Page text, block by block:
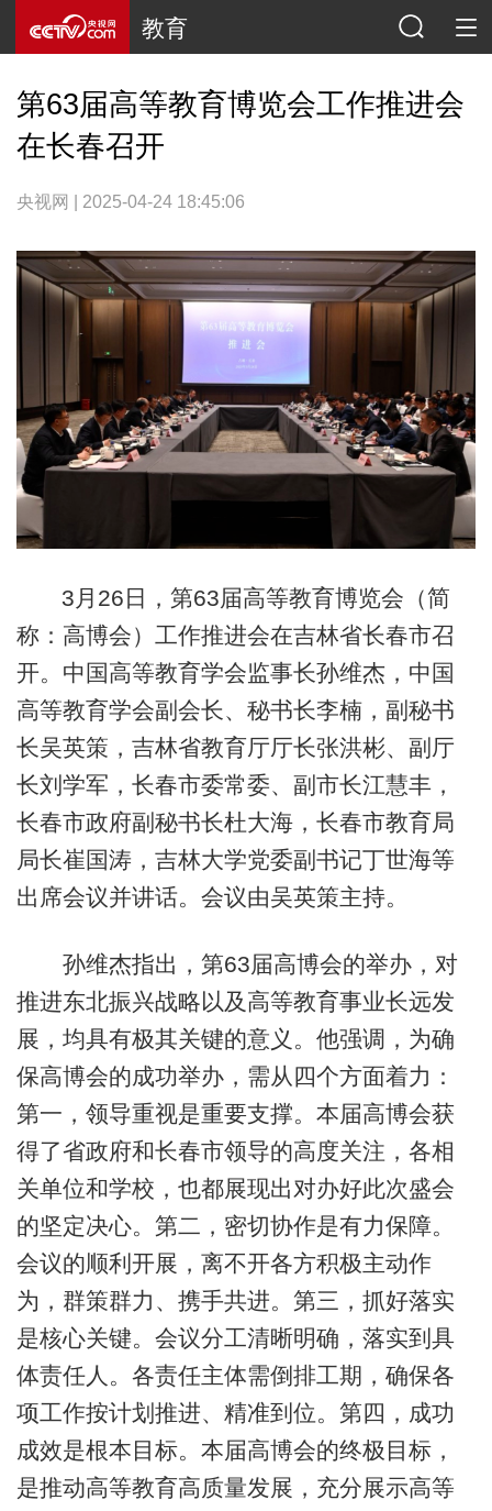
教育
第63届高等教育博览会工作推进会
在长春召开
央视网 | 2025-04-24 18:45:06
3月26日，第63届高等教育博览会（简
称：高博会）工作推进会在吉林省长春市召
开。中国高等教育学会监事长孙维杰，中国
高等教育学会副会长、秘书长李楠，副秘书
长吴英策，吉林省教育厅厅长张洪彬、副厅
长刘学军，长春市委常委、副市长江慧丰，
长春市政府副秘书长杜大海，长春市教育局
局长崔国涛，吉林大学党委副书记丁世海等
出席会议并讲话。会议由吴英策主持。
孙维杰指出，第63届高博会的举办，对
推进东北振兴战略以及高等教育事业长远发
展，均具有极其关键的意义。他强调，为确
保高博会的成功举办，需从四个方面着力：
第一，领导重视是重要支撑。本届高博会获
得了省政府和长春市领导的高度关注，各相
关单位和学校，也都展现出对办好此次盛会
的坚定决心。第二，密切协作是有力保障。
会议的顺利开展，离不开各方积极主动作
为，群策群力、携手共进。第三，抓好落实
是核心关键。会议分工清晰明确，落实到具
体责任人。各责任主体需倒排工期，确保各
项工作按计划推进、精准到位。第四，成功
成效是根本目标。本届高博会的终极目标，
是推动高等教育高质量发展，充分展示高等